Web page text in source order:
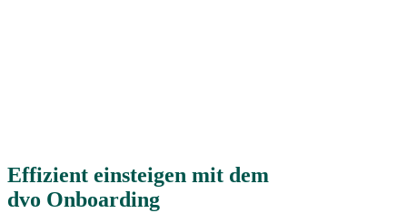
Effizient einsteigen mit dem
dvo Onboarding